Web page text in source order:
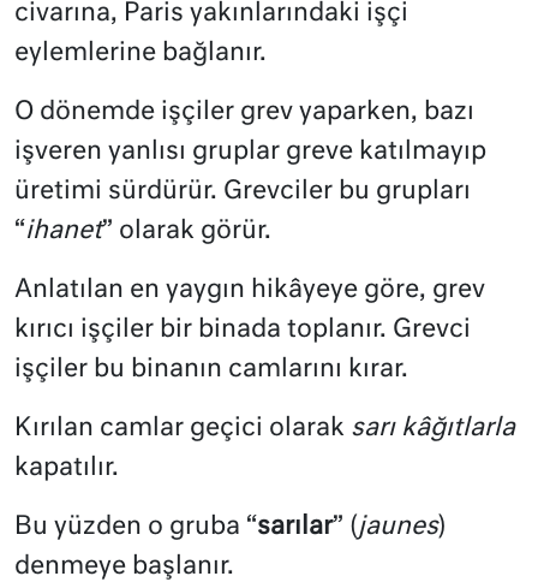
civarına, Paris yakınlarındaki işçi
eylemlerine bağlanır.
O dönemde işçiler grev yaparken, bazı
işveren yanlısı gruplar greve katılmayıp
üretimi sürdürür. Grevciler bu grupları
“ihanet” olarak görür.
Anlatılan en yaygın hikâyeye göre, grev
kırıcı işçiler bir binada toplanır. Grevci
işçiler bu binanın camlarını kırar.
Kırılan camlar geçici olarak sarı kâğıtlarla
kapatılır.
Bu yüzden o gruba “sarılar” (jaunes)
denmeye başlanır.